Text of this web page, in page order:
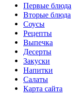
Первые блюда
Вторые блюда
Соусы
Рецепты
Выпечка
Десерты
Закуски
Напитки
Салаты
Карта сайта